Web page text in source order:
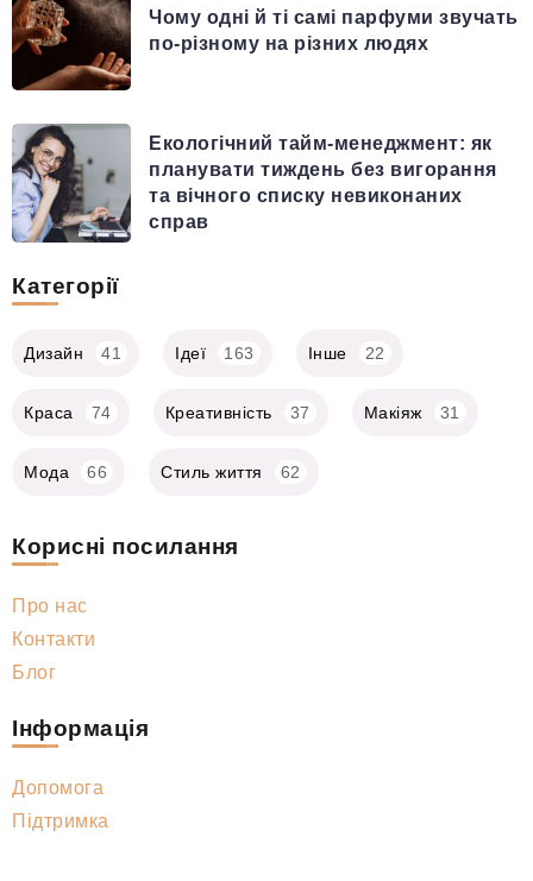
Чому одні й ті самі парфуми звучать
по-різному на різних людях
Екологічний тайм-менеджмент: як
планувати тиждень без вигорання
та вічного списку невиконаних
справ
Категорії
Дизайн 41 Ідеї 163 Інше 22
Краса 74 Креативність 37 Макіяж 31
Мода 66 Стиль життя 62
Корисні посилання
Про нас
Контакти
Блог
Інформація
Допомога
Підтримка